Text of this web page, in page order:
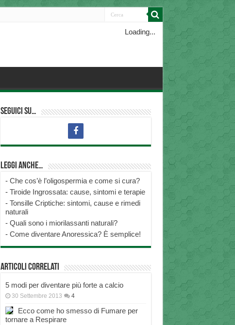
Loading...
Seguici su…
Leggi anche…
- Che cos’è l’oligospermia e come si cura?
- Tiroide Ingrossata: cause, sintomi e terapie
- Tonsille Criptiche: sintomi, cause e rimedi
naturali
- Quali sono i miorilassanti naturali?
- Come diventare Anoressica? È semplice!
Articoli correlati
5 modi per diventare più forte a calcio
30 Settembre 2013 4
Ecco come ho smesso di Fumare per
tornare a Respirare